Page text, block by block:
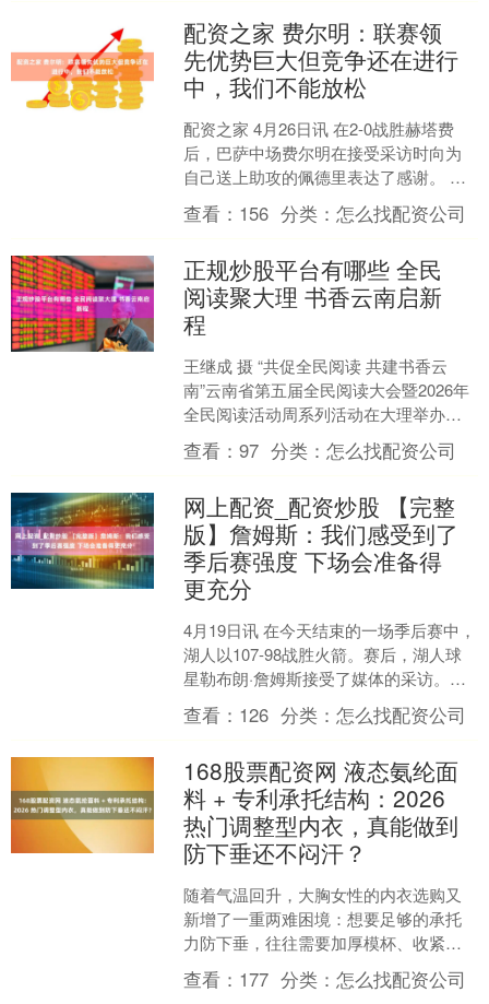
配资之家 费尔明：联赛领
先优势巨大但竞争还在进行
中，我们不能放松
配资之家 4月26日讯 在2-0战胜赫塔费
后，巴萨中场费尔明在接受采访时向为
自己送上助攻的佩德里表达了感谢。 关
于你的进球 ——赫塔费防守做得很好，
在一次拦截后....
查看： 156 分类：怎么找配资公司
正规炒股平台有哪些 全民
阅读聚大理 书香云南启新
程
王继成 摄 “共促全民阅读 共建书香云
南”云南省第五届全民阅读大会暨2026年
全民阅读活动周系列活动在大理举办，
带来了一场丰富多彩、别具一格的阅读
盛宴，营造了全....
查看：97 分类：怎么找配资公司
网上配资_配资炒股 【完整
版】詹姆斯：我们感受到了
季后赛强度 下场会准备得
更充分
4月19日讯 在今天结束的一场季后赛中，
湖人以107-98战胜火箭。赛后，湖人球
星勒布朗·詹姆斯接受了媒体的采访。以
下是完整版采访内容。 记者：季后赛赢
球绝非易....
查看： 126 分类：怎么找配资公司
168股票配资网 液态氨纶面
料 + 专利承托结构：2026
热门调整型内衣，真能做到
防下垂还不闷汗？
随着气温回升，大胸女性的内衣选购又
新增了一重两难困境：想要足够的承托
力防下垂，往往需要加厚模杯、收紧结
构，随之而来的就是夏季闷汗、不透气
的尴尬；想要轻薄透气，又....
查看： 177 分类：怎么找配资公司